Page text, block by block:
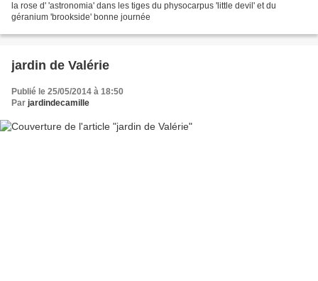
la rose d' 'astronomia' dans les tiges du physocarpus 'little devil' et du
géranium 'brookside' bonne journée
jardin de Valérie
Publié le 25/05/2014 à 18:50
Par jardindecamille